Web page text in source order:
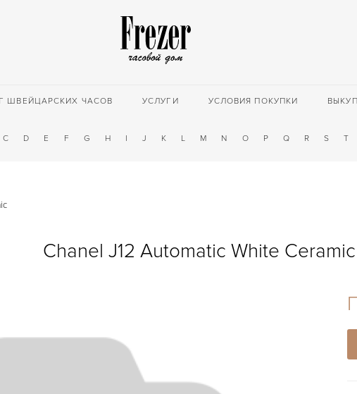
ШВЕЙЦАРСКИХ ЧАСОВ УСЛУГИ УСЛОВИЯ ПОКУПКИ ВЫКУП
C D E F G H I J K L M N O P Q R S T
Chanel J12 Automatic White Ceramic